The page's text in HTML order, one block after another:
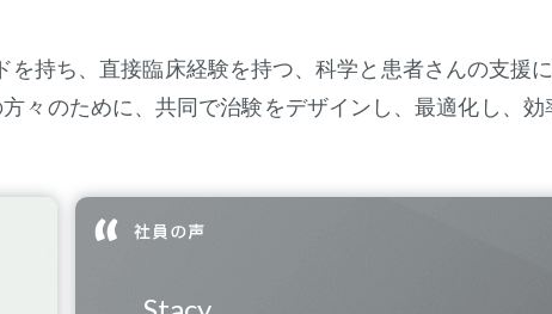
持ち、直接臨床経験を持つ、科学と患者さんの支援
々のために、共同で治験をデザインし、最適化し、効